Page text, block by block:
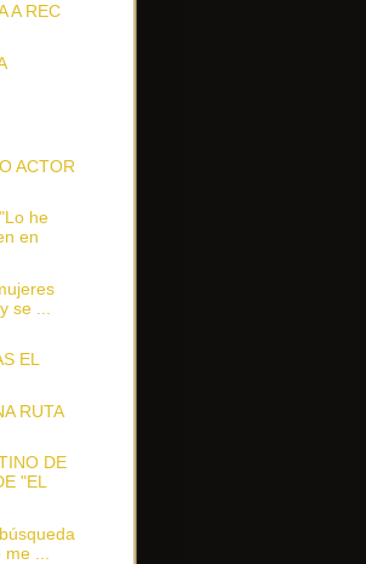
A REC
ACTOR
he
en
se ...
EL
RUTA
DE
"EL
...